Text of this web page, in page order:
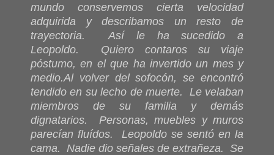
mundo conservemos cierta velocidad
adquirida y describamos un resto de
trayectoria. Así le ha sucedido a
Leopoldo. Quiero contaros su viaje
póstumo, en el que ha invertido un mes y
medio.Al volver del sofocón, se encontró
tendido en su lecho de muerte. Le velaban
miembros de su familia y demás
dignatarios. Personas, muebles y muros
parecían fluídos. Leopoldo se sentó en la
cama. Nadie dio señales de extrañeza. Se